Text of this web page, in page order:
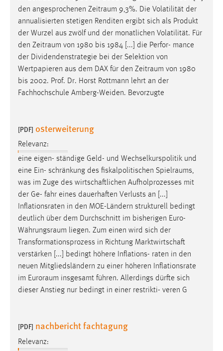
den angesprochenen Zeitraum 9,3%. Die Volatilität der
annualisierten stetigen Renditen ergibt sich als Produkt
der Wurzel aus zwölf und der monatlichen Volatilität. Für
den Zeitraum von 1980 bis 1984 [...] die Perfor- mance
der Dividendenstrategie bei der Selektion von
Wertpapieren aus dem DAX für den Zeitraum von 1980
bis 2002. Prof. Dr. Horst Rottmann lehrt an der
Fachhochschule Amberg-Weiden. Bevorzugte
[PDF] osterweiterung
Relevanz:
eine eigen- ständige Geld- und Wechselkurspolitik und
eine Ein- schränkung des fiskalpolitischen Spielraums,
was im Zuge des wirtschaftlichen Aufholprozesses mit
der Ge- fahr eines dauerhaften Verlusts an [...]
Inflationsraten in den MOE-Ländern strukturell bedingt
deutlich über dem Durchschnitt im bisherigen Euro-
Währungsraum liegen. Zum einen wird sich der
Transformationsprozess in Richtung Marktwirtschaft
verstärken [...] bedingt höhere Inflations- raten in den
neuen Mitgliedsländern zu einer höheren Inflationsrate
im Euroraum insgesamt führen. Allerdings dürfte sich
dieser Anstieg nur bedingt in einer restrikti- veren G
[PDF] nachbericht fachtagung
Relevanz:
Sie tun dies, indem sie Besucher über Websites
hinweg verfolgen.
Google Ads
Name:
_gcl_au
Anbieter:
Zweck:
Cookie Laufzeit:
3 Monate
Facebook Pixel
Name:
_fbp
Anbieter:
Facebook
Zweck:
Conversion-Tracking